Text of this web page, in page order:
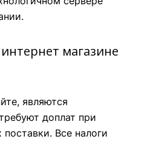
магазине
являются
доплат при
Все налоги